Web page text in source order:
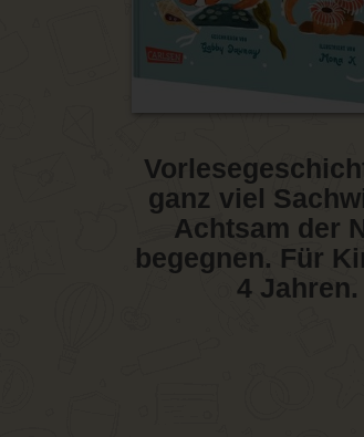
ganz viel
Achtsam der
begegnen. Für
4 Jahren.